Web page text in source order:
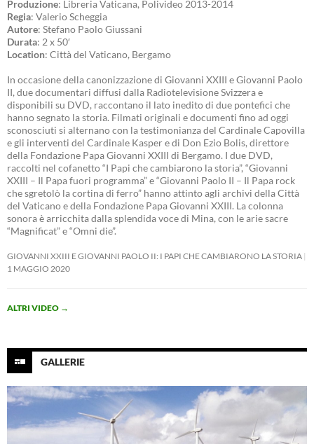
Produzione: Libreria Vaticana, Polivideo 2013-2014
Regia: Valerio Scheggia
Autore: Stefano Paolo Giussani
Durata: 2 x 50′
Location: Città del Vaticano, Bergamo
In occasione della canonizzazione di Giovanni XXIII e Giovanni Paolo
II, due documentari diffusi dalla Radiotelevisione Svizzera e
disponibili su DVD, raccontano il lato inedito di due pontefici che
hanno segnato la storia. Filmati originali e documenti fino ad oggi
sconosciuti si alternano con la testimonianza del Cardinale Capovilla
e gli interventi del Cardinale Kasper e di Don Ezio Bolis, direttore
della Fondazione Papa Giovanni XXIII di Bergamo. I due DVD,
raccolti nel cofanetto “I Papi che cambiarono la storia”, “Giovanni
XXIII – Il Papa fuori programma” e “Giovanni Paolo II – Il Papa rock
che sgretolò la cortina di ferro” hanno attinto agli archivi della Città
del Vaticano e della Fondazione Papa Giovanni XXIII. La colonna
sonora è arricchita dalla splendida voce di Mina, con le arie sacre
“Magnificat” e “Omni die”.
GIOVANNI XXIII E GIOVANNI PAOLO II: I PAPI CHE CAMBIARONO LA STORIA
1 MAGGIO 2020
ALTRI VIDEO →
GALLERIE